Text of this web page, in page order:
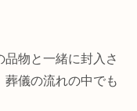
物と一緒に封入さ
葬儀の流れの中でも